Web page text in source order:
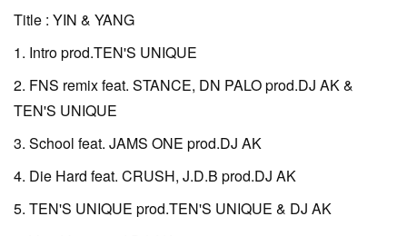
Title : YIN & YANG
1. Intro prod.TEN'S UNIQUE
2. FNS remix feat. STANCE, DN PALO prod.DJ AK &
TEN'S UNIQUE
3. School feat. JAMS ONE prod.DJ AK
4. Die Hard feat. CRUSH, J.D.B prod.DJ AK
5. TEN'S UNIQUE prod.TEN'S UNIQUE & DJ AK